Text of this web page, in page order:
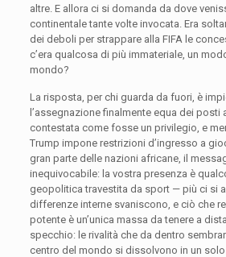
altre. E allora ci si domanda da dove
continentale tante volte invocata. Era
dei deboli per strappare alla FIFA le
c’era qualcosa di più immateriale, un
mondo?
La risposta, per chi guarda da fuori, è
l’assegnazione finalmente equa dei posti
contestata come fosse un privilegio, e
Trump impone restrizioni d’ingresso a
gran parte delle nazioni africane, il
inequivocabile: la vostra presenza è
geopolitica travestita da sport — più ci si
differenze interne svaniscono, e ciò che
potente è un’unica massa da tenere a
specchio: le rivalità che da dentro
centro del mondo si dissolvono in un